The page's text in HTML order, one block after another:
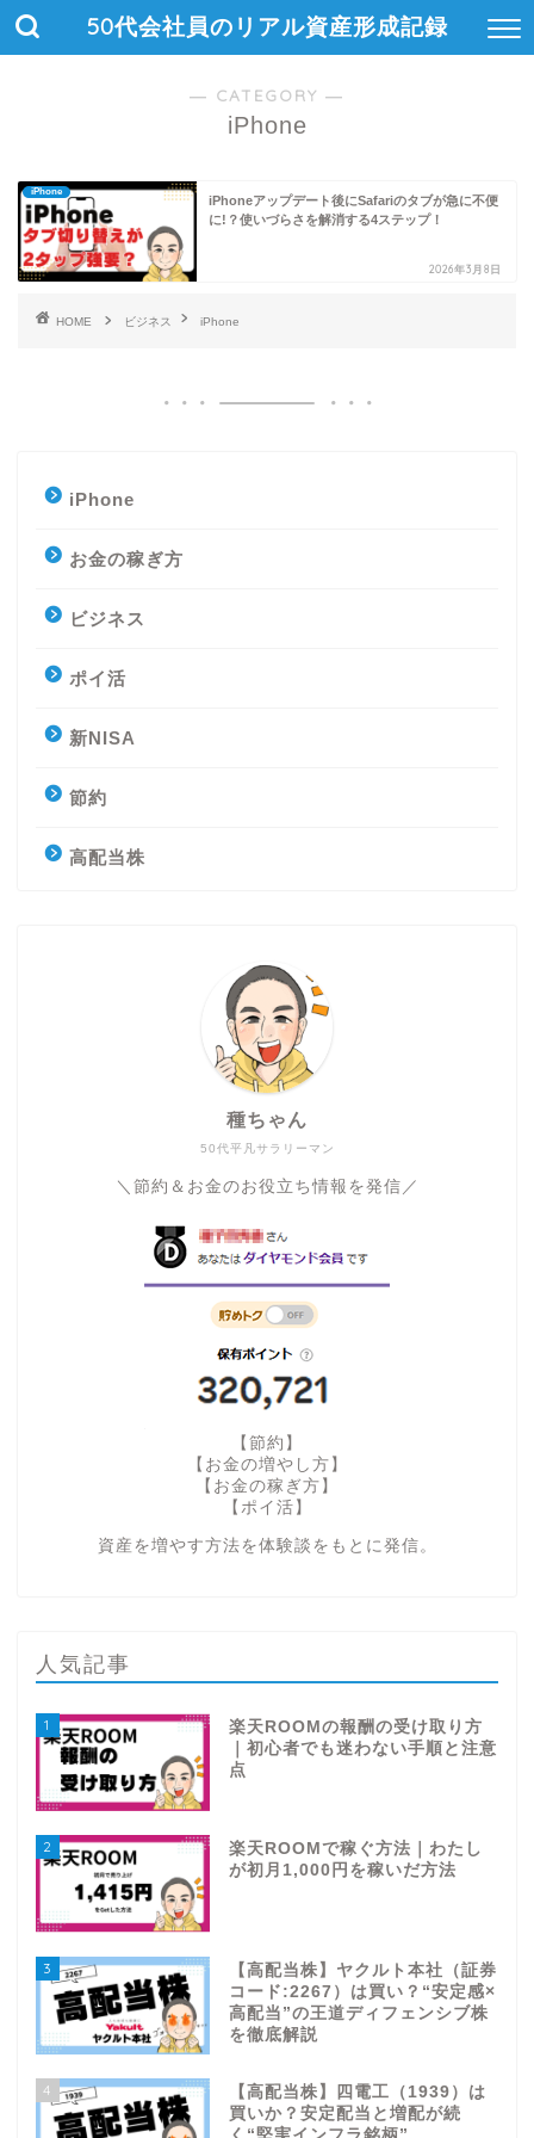
50代会社員のリアル資産形成記録
― CATEGORY ―
iPhone
iPhone
iPhoneアップデート後にSafariのタブが急に不便
に!？使いづらさを解消する4ステップ！
2026年3月8日
HOME ビジネス iPhone
iPhone
お金の稼ぎ方
ビジネス
ポイ活
新NISA
節約
高配当株
50代平凡サラリーマン
種ちゃん
＼節約＆お金のお役立ち情報を発信／
【節約】
【お金の増やし方】
【お金の稼ぎ方】
【ポイ活】
資産を増やす方法を体験談をもとに発信。
人気記事
1
楽天ROOMの報酬の受け取り方
｜初心者でも迷わない手順と注意
点
2
楽天ROOMで稼ぐ方法｜わたし
が初月1,000円を稼いだ方法
3
【高配当株】ヤクルト本社（証券
コード:2267）は買い？“安定感×
高配当”の王道ディフェンシブ株
を徹底解説
4
【高配当株】四電工（1939）は
買いか？安定配当と増配が続